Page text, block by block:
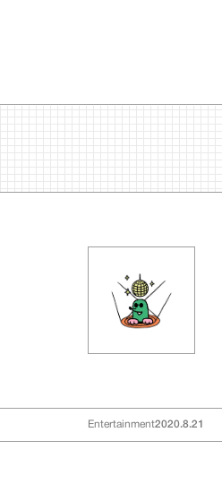
Entertainment2020.8.21